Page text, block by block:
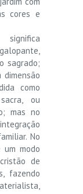
cores e
significa
sagrado;
como
ou
mas no
No
modo
de
fazendo